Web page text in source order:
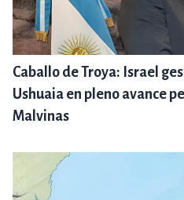
Caballo de Troya: Israel
Ushuaia en pleno avance
Malvinas